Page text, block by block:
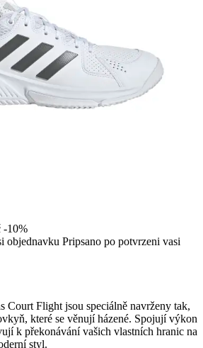
-10%
objednavku Pripsano po potvrzeni vasi
Court Flight jsou speciálně navrženy tak,
které se věnují házené. Spojují výkon
k překonávání vašich vlastních hranic na
styl.